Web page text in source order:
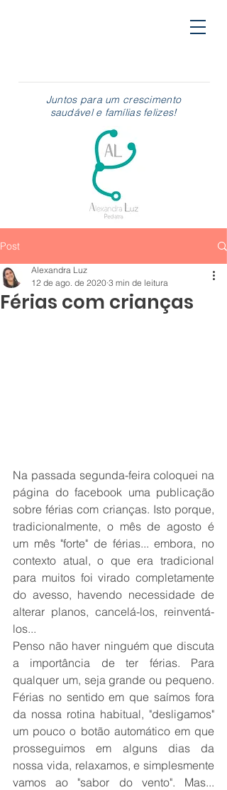
Juntos para um crescimento
saudável e famílias felizes!
Post
Férias com crianças
Alexandra Luz
12 de ago. de 2020 3 min de leitura
Na passada segunda-feira coloquei na
página do facebook uma publicação
sobre férias com crianças. Isto porque,
tradicionalmente, o mês de agosto é
um mês "forte" de férias... embora, no
contexto atual, o que era tradicional
para muitos foi virado completamente
do avesso, havendo necessidade de
alterar planos, cancelá-los, reinventá-
los...
Penso não haver ninguém que discuta
a importância de ter férias. Para
qualquer um, seja grande ou pequeno.
Férias no sentido em que saímos fora
da nossa rotina habitual, "desligamos"
um pouco o botão automático em que
prosseguimos em alguns dias da
nossa vida, relaxamos, e simplesmente
vamos ao "sabor do vento". Mas...